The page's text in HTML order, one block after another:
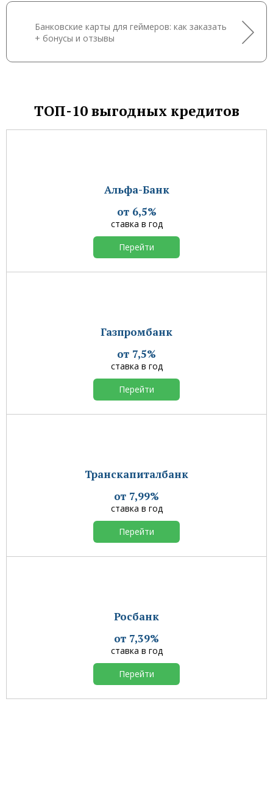
Банковские карты для геймеров: как заказать
+ бонусы и отзывы
ТОП-10 выгодных кредитов
Альфа-Банк
от 6,5%
ставка в год
Перейти
Газпромбанк
от 7,5%
ставка в год
Перейти
Транскапиталбанк
от 7,99%
ставка в год
Перейти
Росбанк
от 7,39%
ставка в год
Перейти